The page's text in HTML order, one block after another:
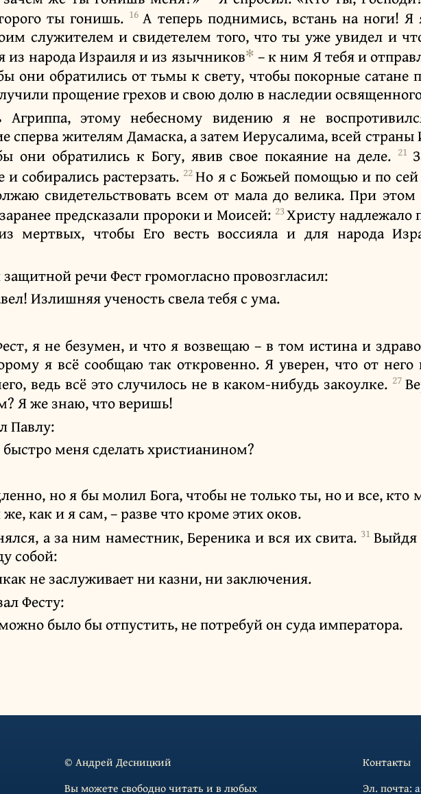
ты гонишь. 16 А теперь поднимись, встань на ноги! Я
служителем и свидетелем того, что ты уже увидел и
из народа Израиля и из язычников✻ – к ним Я тебя и
они обратились от тьмы к свету, чтобы покорные сатане
прощение грехов и свою долю в наследии
Агриппа, этому небесному видению я не
сперва жителям Дамаска, а затем Иерусалима, всей
они обратились к Богу, явив свое покаяние на деле. 21
собирались растерзать. 22Но я с Божьей помощью и по сей
свидетельствовать всем от мала до велика. При
предсказали пророки и Моисей: 23Христу надлежало
мертвых, чтобы Его весть воссияла и для народа
речи Фест громогласно провозгласил:
Излишняя ученость свела тебя с ума.
я не безумен, и что я возвещаю – в том истина и
я всё сообщаю так откровенно. Я уверен, что от него
ведь всё это случилось не в каком-нибудь закоулке. 27
Я же знаю, что веришь!
Павлу:
меня сделать христианином?
но я бы молил Бога, чтобы не только ты, но и все, кто
как и я сам, – разве что кроме этих оков.
а за ним наместник, Береника и вся их свита. 31 Выйдя
собой:
не заслуживает ни казни, ни заключения.
Фесту:
было бы отпустить, не потребуй он суда императора.
© Андрей Десницкий
Вы можете свободно читать и в любых
Контакты
Эл. почта: